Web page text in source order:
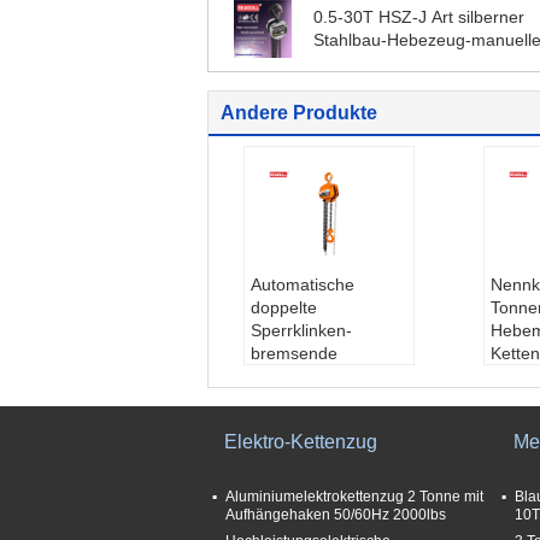
0.5-30T HSZ-J Art silberner
Stahlbau-Hebezeug-
Andere Produkte
Automatische
doppelte
Sperrklinken-
bremsende
Kettenhebemaschinen-
Produktname:man
ueller Kettenzug
Stahl
Elektro-Kettenzug
Aluminiumelektrokettenzug 2 Tonne mit
Aufhängehaken 50/60Hz 2000lbs